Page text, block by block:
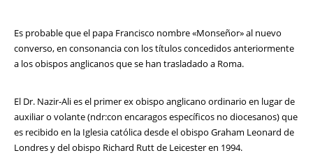
Es probable que el papa Francisco nombre «Monseñor» al nuevo
converso, en consonancia con los títulos concedidos anteriormente
a los obispos anglicanos que se han trasladado a Roma.
El Dr. Nazir-Ali es el primer ex obispo anglicano ordinario en lugar de
auxiliar o volante (ndr:con encaragos específicos no diocesanos) que
es recibido en la Iglesia católica desde el obispo Graham Leonard de
Londres y del obispo Richard Rutt de Leicester en 1994.